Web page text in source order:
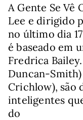
A Gente Se
Lee e dirigido
no último dia
é baseado em
Fredrica
Duncan-Smith)
Crichlow), são
inteligentes
do